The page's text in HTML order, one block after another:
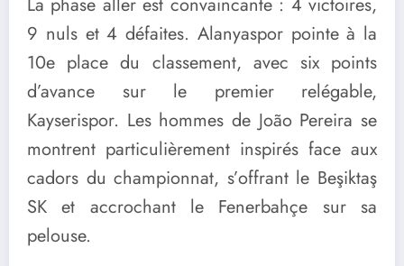
9 nuls et 4 défaites. Alanyaspor pointe à la
10e place du classement, avec six points
d’avance sur le premier relégable,
Kayserispor. Les hommes de João Pereira se
montrent particulièrement inspirés face aux
cadors du championnat, s’offrant le Beşiktaş
SK et accrochant le Fenerbahçe sur sa
pelouse.